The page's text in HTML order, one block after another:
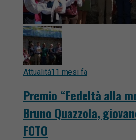
Attualità11 mesi fa
Premio “Fedeltà alla
Bruno Quazzola,
FOTO